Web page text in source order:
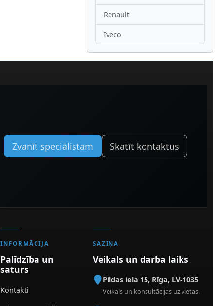
Renault
Iveco
Zvanīt speciālistam Skatīt kontaktus
INFORMĀCIJA
Palīdzība un
saturs
Kontakti
SAZIŅA
Veikals un darba laiks
Pildas iela 15, Rīga, LV-1035
Veikals un konsultācijas uz vietas.